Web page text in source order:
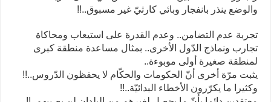
والوضع ينذر بانفجار وبائي كارثيّ غير مسبوق..!!
تجربة عدم التضامن.. وعدم القدرة على استيعاب ومحاكاة
تجارب ونماذج الدّول الأخرى.. بمثال مساعدة منطقة كبرى
لمنطقة صغيرة أولى موبوءة..
يثبت مرّة أخرى أنّ الحكومات والحكّام لا يحفظون الدّروس..!!
وكثيرا ما يكرّرون الأخطاء البدائيّة..!!